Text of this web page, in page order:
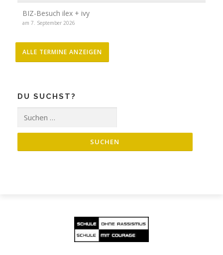
BIZ-Besuch ilex + ivy
am 7. September 2026
ALLE TERMINE ANZEIGEN
DU SUCHST?
nach: